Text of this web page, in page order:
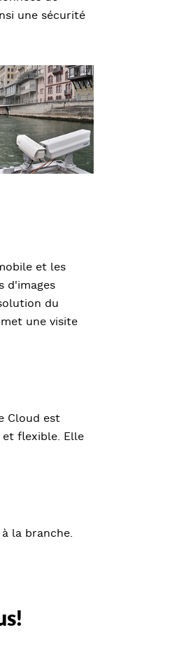
une sécurité
et les
d'images
du
une visite
Cloud est
flexible. Elle
la branche.